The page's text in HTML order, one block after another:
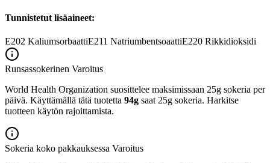
Tunnistetut lisäaineet:
E202 KaliumsorbaattiE211 NatriumbentsoaattiE220 Rikkidioksidi
Runsassokerinen Varoitus
World Health Organization suosittelee maksimissaan 25g sokeria per
päivä. Käyttämällä tätä tuotetta 94g saat 25g sokeria. Harkitse
tuotteen käytön rajoittamista.
Sokeria koko pakkauksessa Varoitus